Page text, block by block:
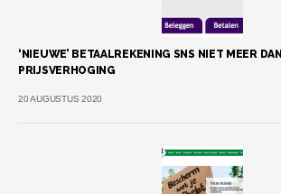
‘NIEUWE’ BETAALREKENING SNS NIET MEER
PRIJSVERHOGING
20 AUGUSTUS 2020